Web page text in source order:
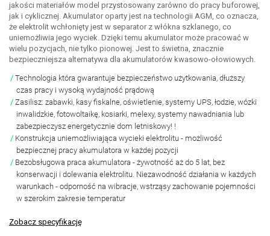
jakości materiałów model przystosowany zarówno do pracy buforowej,
jak i cyklicznej. Akumulator oparty jest na technologii AGM, co oznacza,
że elektrolit wchłonięty jest w separator z włókna szklanego, co
uniemożliwia jego wyciek. Dzięki temu akumulator może pracować w
wielu pozycjach, nie tylko pionowej. Jest to świetna, znacznie
bezpieczniejsza alternatywa dla akumulatorów kwasowo-ołowiowych.
Technologia która gwarantuje bezpieczeństwo użytkowania, dłuższy
czas pracy i wysoką wydajność prądową
Zasilisz: zabawki, kasy fiskalne, oświetlenie, systemy UPS, łodzie, wózki
inwalidzkie, fotowoltaikę, kosiarki, melexy, systemy nawadniania lub
zabezpieczysz energetycznie dom letniskowy! !
Konstrukcja uniemożliwiająca wycieki elektrolitu - możliwość
bezpiecznej pracy akumulatora w każdej pozycji
Bezobsługowa praca akumulatora - żywotność aż do 5 lat, bez
konserwacji i dolewania elektrolitu. Niezawodność działania w każdych
warunkach - odporność na wibracje, wstrząsy zachowanie pojemności
w szerokim zakresie temperatur
Zobacz specyfikację